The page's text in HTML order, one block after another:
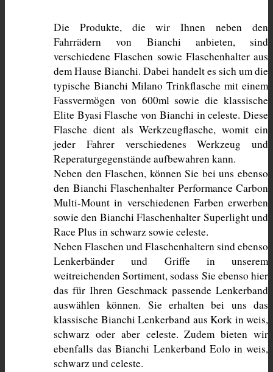
Die Produkte, die wir Ihnen neben den
Fahrrädern von Bianchi anbieten, sind
verschiedene Flaschen sowie Flaschenhalter aus
dem Hause Bianchi. Dabei handelt es sich um die
typische Bianchi Milano Trinkflasche mit einem
Fassvermögen von 600ml sowie die klassische
Elite Byasi Flasche von Bianchi in celeste. Diese
Flasche dient als Werkzeugflasche, womit ein
jeder Fahrer verschiedenes Werkzeug und
Reperaturgegenstände aufbewahren kann.
Neben den Flaschen, können Sie bei uns ebenso
den Bianchi Flaschenhalter Performance Carbon
Multi-Mount in verschiedenen Farben erwerben
sowie den Bianchi Flaschenhalter Superlight und
Race Plus in schwarz sowie celeste.
Neben Flaschen und Flaschenhaltern sind ebenso
Lenkerbänder und Griffe in unserem
weitreichenden Sortiment, sodass Sie ebenso hier
das für Ihren Geschmack passende Lenkerband
auswählen können. Sie erhalten bei uns das
klassische Bianchi Lenkerband aus Kork in weis,
schwarz oder aber celeste. Zudem bieten wir
ebenfalls das Bianchi Lenkerband Eolo in weis,
schwarz und celeste.